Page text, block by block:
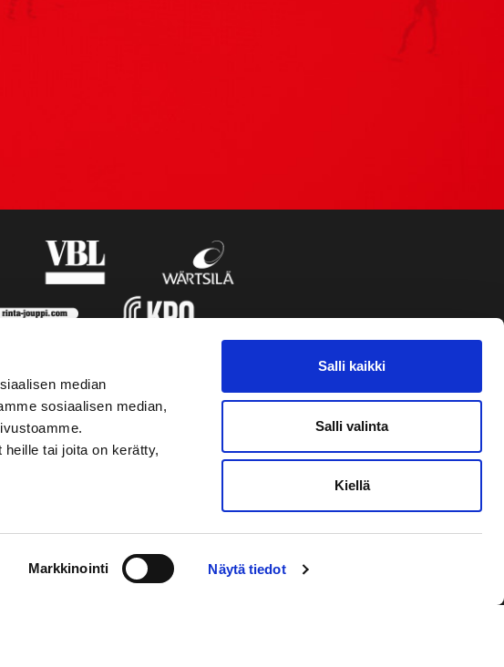
median
sosiaalisen median,
tai joita on kerätty,
Markkinointi Näytä tiedot
Salli kaikki
Salli valinta
Kiellä
VAASAN SPORT
NYHETSBREVET